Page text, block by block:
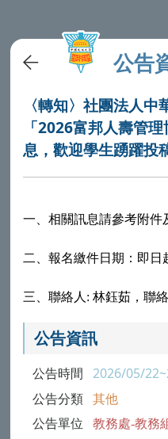
公告
〈轉知〉社團法人
「2026富邦人壽管
息，歡迎學生踴躍投
一、相關訊息請參考附件
二、報名繳件日期：即日
三、聯絡人: 林鈺茹，聯
公告資訊
公告時間 2026/05/
公告分類 其他
公告單位 教務處-教務